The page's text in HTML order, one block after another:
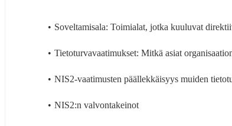
Soveltamisala: Toimialat, jotka kuuluvat
Tietoturvavaatimukset: Mitkä asiat
NIS2-vaatimusten päällekkäisyys muiden
NIS2:n valvontakeinot